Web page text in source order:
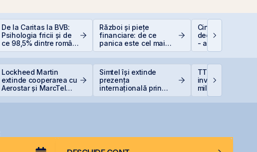
De la Caritas la BVB:
Psihologia fricii și de
ce 98,5% dintre români
evită investițiile la
Război și piețe
financiare: de ce
panica este cel mai
scump sfat
Cine e eligibil
deducerea de
- angajați vs. PFA
Lockheed Martin
extinde cooperarea cu
Aerostar și MarcTel
Simtel își extinde
prezența
internațională prin
TTS finalizează
investiția de 23
milioane euro în
terminalul